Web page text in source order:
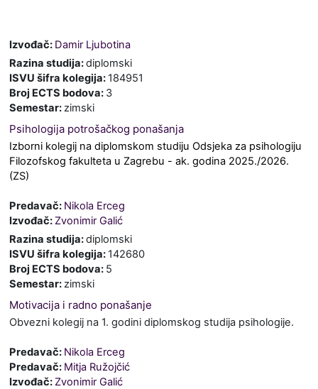
Izvođač: Damir Ljubotina
Razina studija:diplomski
ISVU šifra kolegija: 184951
Broj ECTS bodova: 3
Semestar:zimski
Psihologija potrošačkog ponašanja
Izborni kolegij na diplomskom studiju Odsjeka za psihologiju
Filozofskog fakulteta u Zagrebu - ak. godina 2025./2026.
(ZS)
Predavač: Nikola Erceg
Izvođač: Zvonimir Galić
Razina studija:diplomski
ISVU šifra kolegija: 142680
Broj ECTS bodova: 5
Semestar:zimski
Motivacija i radno ponašanje
Obvezni kolegij na 1. godini diplomskog studija psihologije.
Predavač: Nikola Erceg
Predavač: Mitja Ružojčić
Izvođač: Zvonimir Galić